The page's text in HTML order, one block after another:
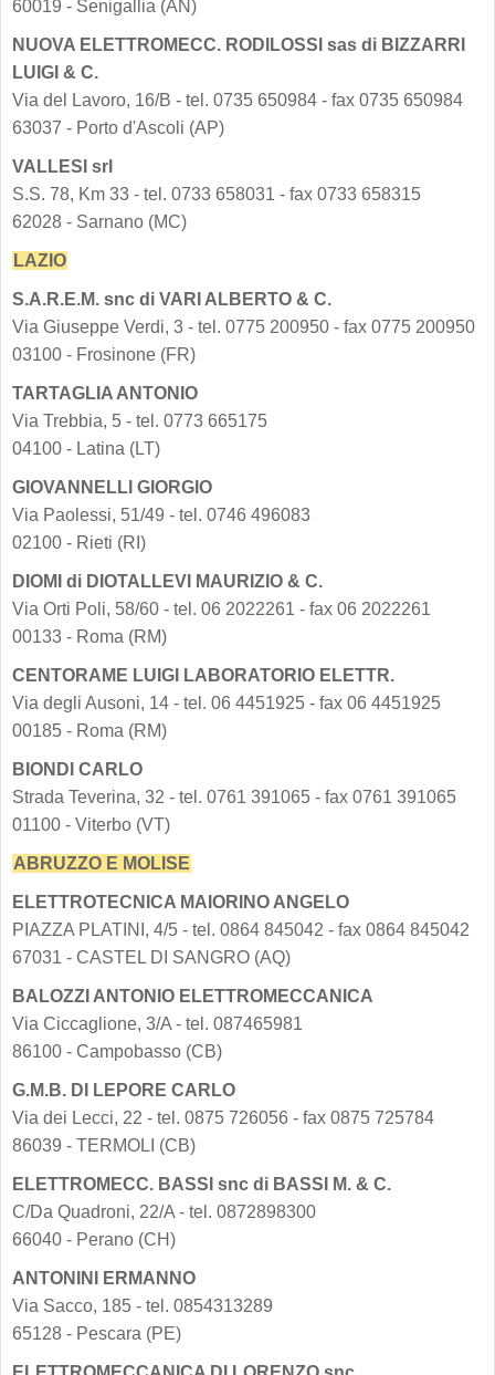
60019 - Senigallia (AN)
NUOVA ELETTROMECC. RODILOSSI sas di BIZZARRI
LUIGI & C.
Via del Lavoro, 16/B - tel. 0735 650984 - fax 0735 650984
63037 - Porto d'Ascoli (AP)
VALLESI srl
S.S. 78, Km 33 - tel. 0733 658031 - fax 0733 658315
62028 - Sarnano (MC)
LAZIO
S.A.R.E.M. snc di VARI ALBERTO & C.
Via Giuseppe Verdi, 3 - tel. 0775 200950 - fax 0775 200950
03100 - Frosinone (FR)
TARTAGLIA ANTONIO
Via Trebbia, 5 - tel. 0773 665175
04100 - Latina (LT)
GIOVANNELLI GIORGIO
Via Paolessi, 51/49 - tel. 0746 496083
02100 - Rieti (RI)
DIOMI di DIOTALLEVI MAURIZIO & C.
Via Orti Poli, 58/60 - tel. 06 2022261 - fax 06 2022261
00133 - Roma (RM)
CENTORAME LUIGI LABORATORIO ELETTR.
Via degli Ausoni, 14 - tel. 06 4451925 - fax 06 4451925
00185 - Roma (RM)
BIONDI CARLO
Strada Teverina, 32 - tel. 0761 391065 - fax 0761 391065
01100 - Viterbo (VT)
ABRUZZO E MOLISE
ELETTROTECNICA MAIORINO ANGELO
PIAZZA PLATINI, 4/5 - tel. 0864 845042 - fax 0864 845042
67031 - CASTEL DI SANGRO (AQ)
BALOZZI ANTONIO ELETTROMECCANICA
Via Ciccaglione, 3/A - tel. 087465981
86100 - Campobasso (CB)
G.M.B. DI LEPORE CARLO
Via dei Lecci, 22 - tel. 0875 726056 - fax 0875 725784
86039 - TERMOLI (CB)
ELETTROMECC. BASSI snc di BASSI M. & C.
C/Da Quadroni, 22/A - tel. 0872898300
66040 - Perano (CH)
ANTONINI ERMANNO
Via Sacco, 185 - tel. 0854313289
65128 - Pescara (PE)